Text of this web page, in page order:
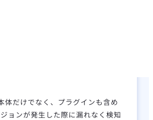
体だけでなく、プラグインも含め
ョンが発生した際に漏れなく検知